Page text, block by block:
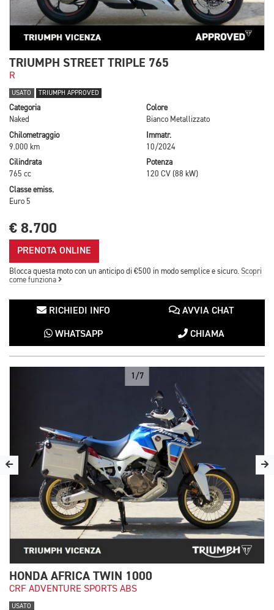
TRIUMPH STREET TRIPLE 765
R
USATO TRIUMPH APPROVED
Categoria
Naked
Colore
Bianco Metallizzato
Chilometraggio
9.000 km
Immatr.
10/2024
Cilindrata
765 cc
Potenza
120 CV (88 kW)
Classe emiss.
Euro 5
€ 8.700
PRENOTA ONLINE
Blocca questa moto con un anticipo di €500 in modo semplice e sicuro. Scopri
come funziona
RICHIEDI INFO AVVIA CHAT
WHATSAPP CHIAMA
1/7
HONDA AFRICA TWIN 1000
CRF ADVENTURE SPORTS ABS
USATO